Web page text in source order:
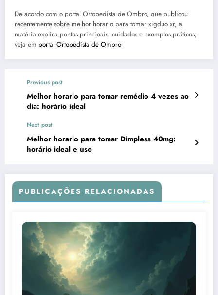
De acordo com o portal Ortopedista de Ombro, que publicou
recentemente sobre melhor horario para tomar xigduo xr, a
matéria explica pontos principais, cuidados e exemplos práticos;
veja em portal Ortopedista de Ombro
Previous post
Melhor horario para tomar remédio 4 vezes ao
dia: horário ideal
Next post
Melhor horario para tomar Dimpless 40mg:
horário ideal e uso
PUBLICAÇÕES RELACIONADAS